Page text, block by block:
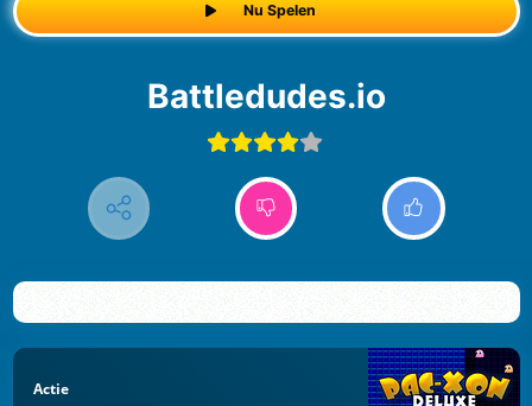
Nu Spelen
Battledudes.io
Actie